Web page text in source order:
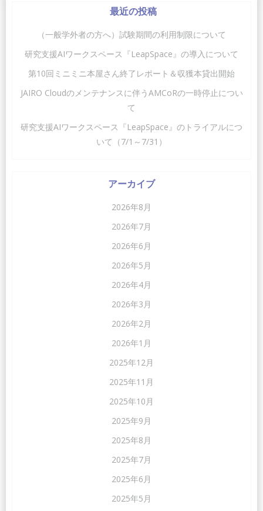
最近の投稿
（一般学外者の方へ）試験期間の利用制限について
研究支援AIワークスペース『LeapSpace』の導入について
第10回ミニミニ本屋さん終了レポート＆収獲本貸出開始
JAIRO Cloudのメンテナンスに伴うAMCoRの一時停止につい
て
研究支援AIワークスペース『LeapSpace』のトライアルにつ
いて（7/1～7/31）
アーカイブ
2026年8月
2026年7月
2026年6月
2026年5月
2026年4月
2026年3月
2026年2月
2026年1月
2025年12月
2025年11月
2025年10月
2025年9月
2025年8月
2025年7月
2025年6月
2025年5月